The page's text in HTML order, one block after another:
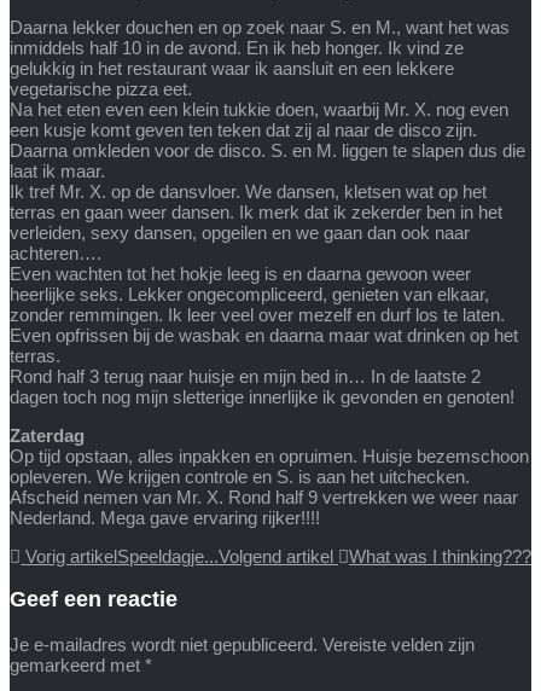
Daarna lekker douchen en op zoek naar S. en M., want het was
inmiddels half 10 in de avond. En ik heb honger. Ik vind ze
gelukkig in het restaurant waar ik aansluit en een lekkere
vegetarische pizza eet.
Na het eten even een klein tukkie doen, waarbij Mr. X. nog even
een kusje komt geven ten teken dat zij al naar de disco zijn.
Daarna omkleden voor de disco. S. en M. liggen te slapen dus die
laat ik maar.
Ik tref Mr. X. op de dansvloer. We dansen, kletsen wat op het
terras en gaan weer dansen. Ik merk dat ik zekerder ben in het
verleiden, sexy dansen, opgeilen en we gaan dan ook naar
achteren….
Even wachten tot het hokje leeg is en daarna gewoon weer
heerlijke seks. Lekker ongecompliceerd, genieten van elkaar,
zonder remmingen. Ik leer veel over mezelf en durf los te laten.
Even opfrissen bij de wasbak en daarna maar wat drinken op het
terras.
Rond half 3 terug naar huisje en mijn bed in… In de laatste 2
dagen toch nog mijn sletterige innerlijke ik gevonden en genoten!
Zaterdag
Op tijd opstaan, alles inpakken en opruimen. Huisje bezemschoon
opleveren. We krijgen controle en S. is aan het uitchecken.
Afscheid nemen van Mr. X. Rond half 9 vertrekken we weer naar
Nederland. Mega gave ervaring rijker!!!!
Vorig artikelSpeeldagje...Volgend artikel What was I thinking???
Geef een reactie
Je e-mailadres wordt niet gepubliceerd. Vereiste velden zijn
gemarkeerd met *